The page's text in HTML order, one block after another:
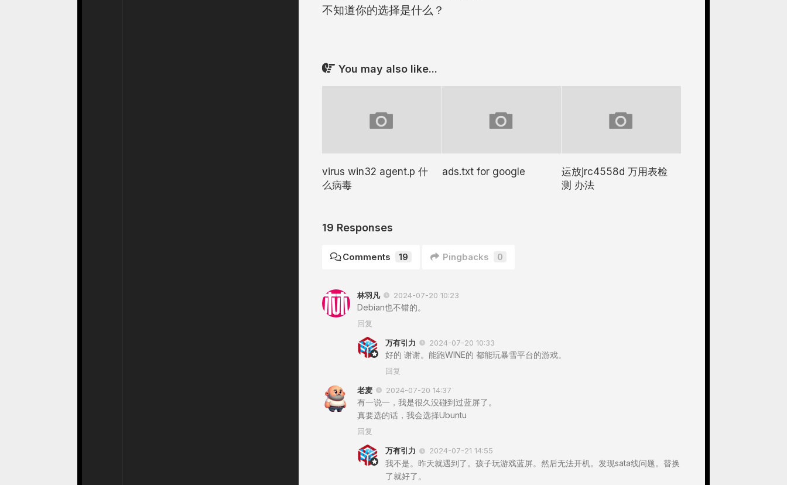
不知道你的选择是什么？
You may also like...
virus win32 agent.p 什
么病毒
ads.txt for google
运放jrc4558d 万用表检
测 办法
19 Responses
Comments 19 Pingbacks 0
林羽凡 2024-07-20 10:23
Debian也不错的。
回复
万有引力 2024-07-20 10:33
好的 谢谢。能跑WINE的 都能玩暴雪平台的游戏。
回复
老麦 2024-07-20 14:37
有一说一，我是很久没碰到过蓝屏了。
真要选的话，我会选择Ubuntu
回复
万有引力 2024-07-21 14:55
我不是。昨天就遇到了。孩子玩游戏蓝屏。然后无法开机。发现sata线问题。替换
了就好了。